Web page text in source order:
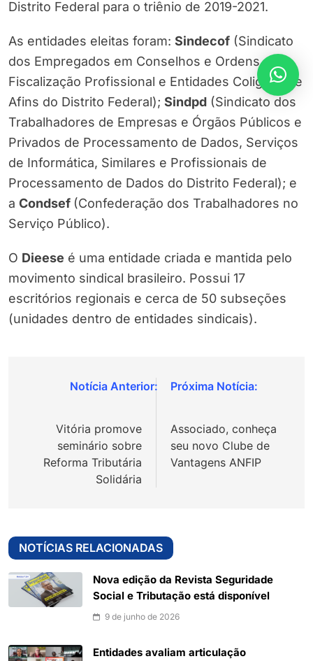
Distrito Federal para o triênio de 2019-2021.
As entidades eleitas foram: Sindecof (Sindicato
dos Empregados em Conselhos e Ordens de
Fiscalização Profissional e Entidades Coligadas e
Afins do Distrito Federal); Sindpd (Sindicato dos
Trabalhadores de Empresas e Órgãos Públicos e
Privados de Processamento de Dados, Serviços
de Informática, Similares e Profissionais de
Processamento de Dados do Distrito Federal); e
a Condsef (Confederação dos Trabalhadores no
Serviço Público).
O Dieese é uma entidade criada e mantida pelo
movimento sindical brasileiro. Possui 17
escritórios regionais e cerca de 50 subseções
(unidades dentro de entidades sindicais).
Navegação
Vitória promove
seminário sobre
Reforma Tributária
Solidária
Associado, conheça
seu novo Clube de
Vantagens ANFIP
NOTÍCIAS RELACIONADAS
Nova edição da Revista Seguridade
Social e Tributação está disponível
9 de junho de 2026
Entidades avaliam articulação